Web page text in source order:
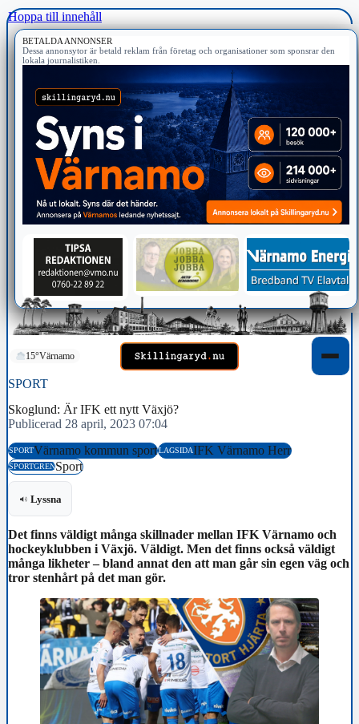
Hoppa till innehåll
BETALDA ANNONSER
Dessa annonsytor är betald reklam från företag och organisationer som sponsrar den
lokala journalistiken.
15°Värnamo
SPORT
Skoglund: Är IFK ett nytt Växjö?
Publicerad 28 april, 2023 07:04
SPORTVärnamo kommun sportLAGSIDAIFK Värnamo Herr
SPORTGRENSport
Lyssna
Det finns väldigt många skillnader mellan IFK Värnamo och
hockeyklubben i Växjö. Väldigt. Men det finns också väldigt
många likheter – bland annat den att man går sin egen väg och
tror stenhårt på det man gör.